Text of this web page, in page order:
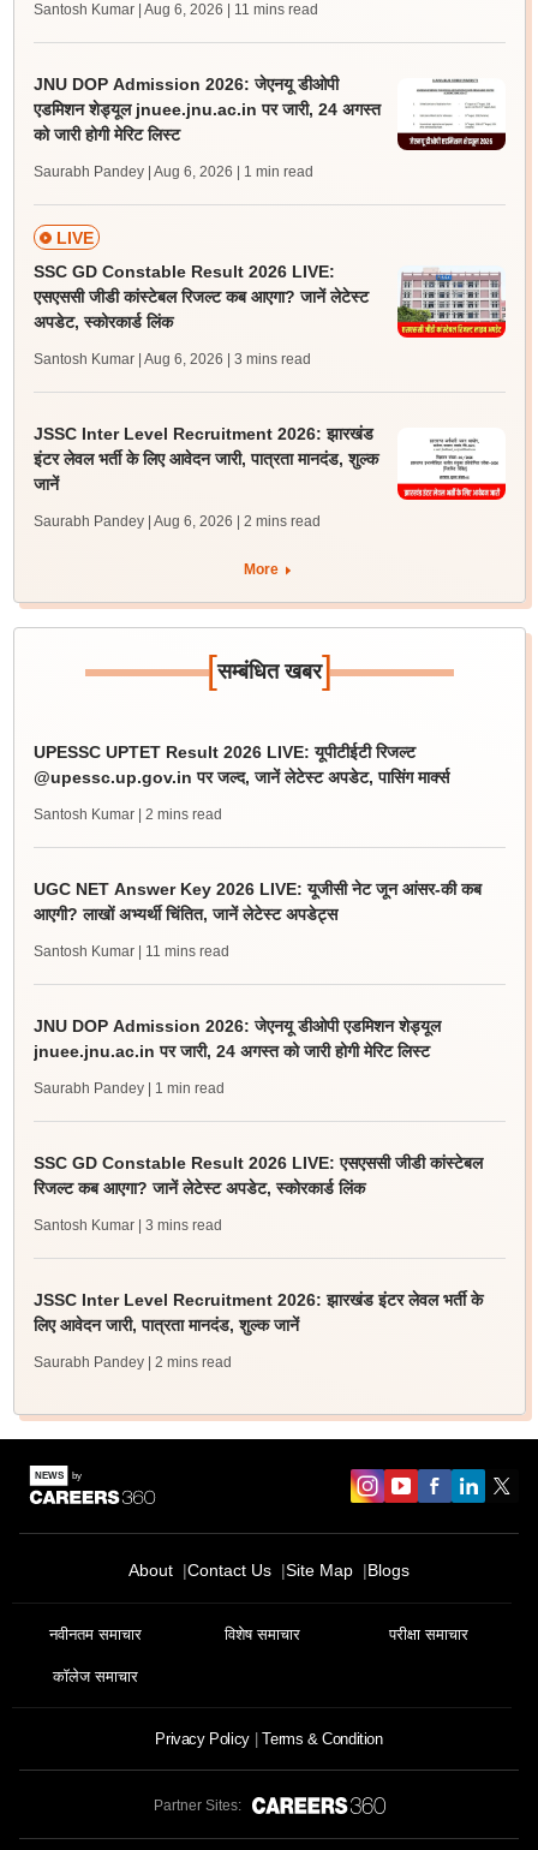
Santosh Kumar | Aug 6, 2026 | 11 mins read
JNU DOP Admission 2026: जेएनयू डीओपी
एडमिशन शेड्यूल jnuee.jnu.ac.in पर जारी, 24 अगस्त
को जारी होगी मेरिट लिस्ट
Saurabh Pandey | Aug 6, 2026 | 1 min read
LIVE
SSC GD Constable Result 2026 LIVE:
एसएससी जीडी कांस्टेबल रिजल्ट कब आएगा? जानें लेटेस्ट
अपडेट, स्कोरकार्ड लिंक
Santosh Kumar | Aug 6, 2026 | 3 mins read
JSSC Inter Level Recruitment 2026: झारखंड
इंटर लेवल भर्ती के लिए आवेदन जारी, पात्रता मानदंड, शुल्क
जानें
Saurabh Pandey | Aug 6, 2026 | 2 mins read
More
[सम्बंधित खबर]
UPESSC UPTET Result 2026 LIVE: यूपीटीईटी रिजल्ट
@upessc.up.gov.in पर जल्द, जानें लेटेस्ट अपडेट, पासिंग मार्क्स
Santosh Kumar | 2 mins read
UGC NET Answer Key 2026 LIVE: यूजीसी नेट जून आंसर-की कब
आएगी? लाखों अभ्यर्थी चिंतित, जानें लेटेस्ट अपडेट्स
Santosh Kumar | 11 mins read
JNU DOP Admission 2026: जेएनयू डीओपी एडमिशन शेड्यूल
jnuee.jnu.ac.in पर जारी, 24 अगस्त को जारी होगी मेरिट लिस्ट
Saurabh Pandey | 1 min read
SSC GD Constable Result 2026 LIVE: एसएससी जीडी कांस्टेबल
रिजल्ट कब आएगा? जानें लेटेस्ट अपडेट, स्कोरकार्ड लिंक
Santosh Kumar | 3 mins read
JSSC Inter Level Recruitment 2026: झारखंड इंटर लेवल भर्ती के
लिए आवेदन जारी, पात्रता मानदंड, शुल्क जानें
Saurabh Pandey | 2 mins read
About Contact Us Site Map Blogs
नवीनतम समाचार विशेष समाचार परीक्षा समाचार
कॉलेज समाचार
Privacy Policy Terms & Condition
Partner Sites: